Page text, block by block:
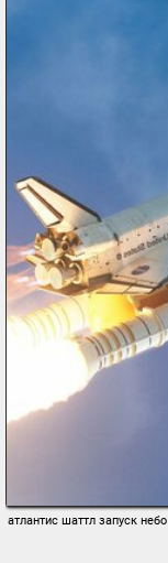
атлантис шаттл запуск небо